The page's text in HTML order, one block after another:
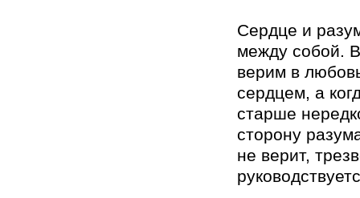
Сердце и
между собой.
верим в
сердцем, а
старше
сторону
не верит,